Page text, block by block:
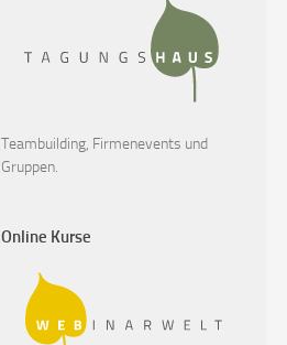
Teambuilding, Firmenevents und
Gruppen.
Online Kurse